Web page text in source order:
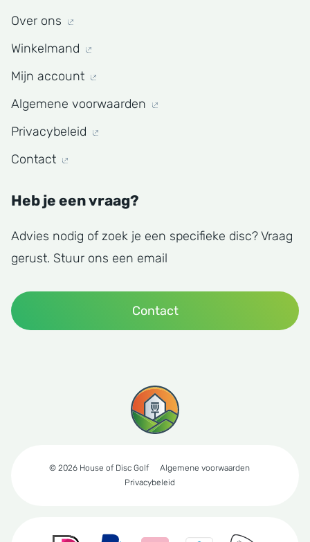
Over ons
Winkelmand
Mijn account
Algemene voorwaarden
Privacybeleid
Contact
Heb je een vraag?
Advies nodig of zoek je een specifieke disc? Vraag
gerust. Stuur ons een email
Contact
© 2026 House of Disc Golf
Algemene voorwaarden
Privacybeleid